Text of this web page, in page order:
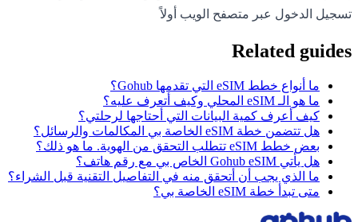
تسجيل الدخول عبر متصفح الويب أولاً
Related guides
ما أنواع خطط eSIM التي تقدمها Gohub؟
ما هو الـ eSIM المحلي وكيف أتعرف عليه؟
كيف أعرف كمية البيانات التي أحتاجها لرحلتي؟
هل تتضمن خطة eSIM الخاصة بي المكالمات والرسائل؟
بعض خطط eSIM تتطلب التحقق من الهوية. ما هو ذلك؟
هل يأتي Gohub eSIM الخاص بي مع رقم هاتف؟
ما الذي يجب أن أتحقق منه في التفاصيل التقنية قبل الشراء؟
متى تبدأ خطة eSIM الخاصة بي؟